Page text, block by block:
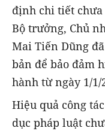
định chi tiết
Bộ trưởng, Chủ
Mai Tiến Dũng
bản để bảo đảm
hành từ ngày 1/1/
Hiệu quả công
dục pháp luật